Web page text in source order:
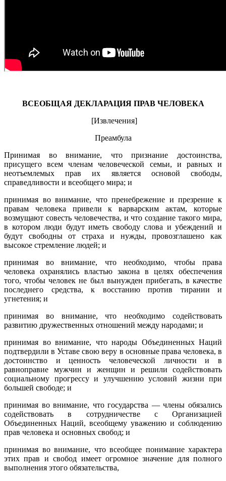
ВСЕОБЩАЯ ДЕКЛАРАЦИЯ ПРАВ ЧЕЛОВЕКА
[Извлечения]
Преамбула
Принимая во внимание, что признание достоинства,
присущего всем членам человеческой семьи, и равных и
неотъемлемых прав их является основой свободы,
справедливости и всеобщего мира; и
принимая во внимание, что пренебрежение и презрение к
правам человека привели к варварским актам, которые
возмущают совесть человечества, и что создание такого мира,
в котором люди будут иметь свободу слова и убеждений и
будут свободны от страха и нужды, провозглашено как
высокое стремление людей; и
принимая во внимание, что необходимо, чтобы права
человека охранялись властью закона в целях обеспечения
того, чтобы человек не был вынужден прибегать, в качестве
последнего средства, к восстанию против тирании и
угнетения; и
принимая во внимание, что необходимо содействовать
развитию дружественных отношений между народами; и
принимая во внимание, что народы Объединенных Наций
подтвердили в Уставе свою веру в основные права человека, в
достоинство и ценность человеческой личности и в
равноправие мужчин и женщин и решили содействовать
социальному прогрессу и улучшению условий жизни при
большей свободе; и
принимая во внимание, что государства — члены обязались
содействовать в сотрудничестве с Организацией
Объединенных Наций, всеобщему уважению и соблюдению
прав человека и основных свобод; и
принимая во внимание, что всеобщее понимание характера
этих прав и свобод имеет огромное значение для полного
выполнения этого обязательства,